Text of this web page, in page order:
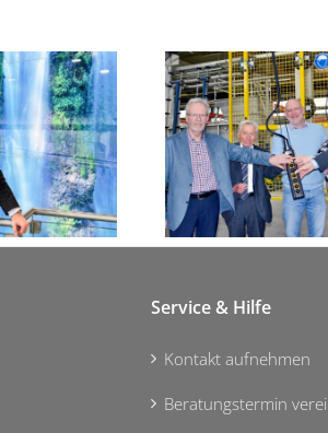
Service & Hilfe
Kontakt aufnehmen
Beratungstermin